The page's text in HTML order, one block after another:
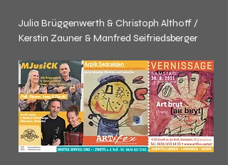
Julia Brüggenwerth & Christoph Althoff /
Kerstin Zauner & Manfred Seifriedsberger